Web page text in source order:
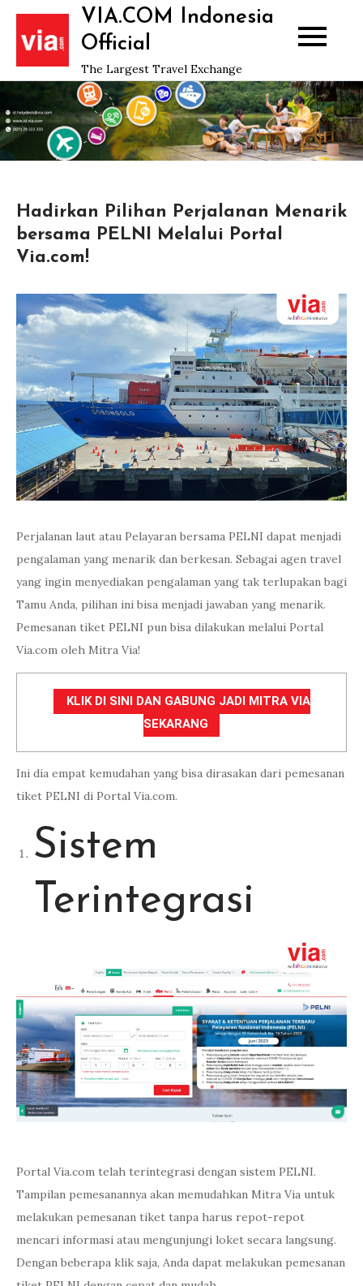
Skip
content
VIA.COM Indonesia
Official
The Largest Travel Exchange
Hadirkan Pilihan Perjalanan Menarik
bersama PELNI Melalui Portal
Via.com!
Perjalanan laut atau Pelayaran bersama PELNI dapat menjadi
pengalaman yang menarik dan berkesan. Sebagai agen travel
yang ingin menyediakan pengalaman yang tak terlupakan bagi
Tamu Anda, pilihan ini bisa menjadi jawaban yang menarik.
Pemesanan tiket PELNI pun bisa dilakukan melalui Portal
Via.com oleh Mitra Via!
KLIK DI SINI DAN GABUNG JADI MITRA VIA
SEKARANG
Ini dia empat kemudahan yang bisa dirasakan dari pemesanan
tiket PELNI di Portal Via.com.
Sistem
Terintegrasi
Portal Via.com telah terintegrasi dengan sistem PELNI.
Tampilan pemesanannya akan memudahkan Mitra Via untuk
melakukan pemesanan tiket tanpa harus repot-repot
mencari informasi atau mengunjungi loket secara langsung.
Dengan beberapa klik saja, Anda dapat melakukan pemesanan